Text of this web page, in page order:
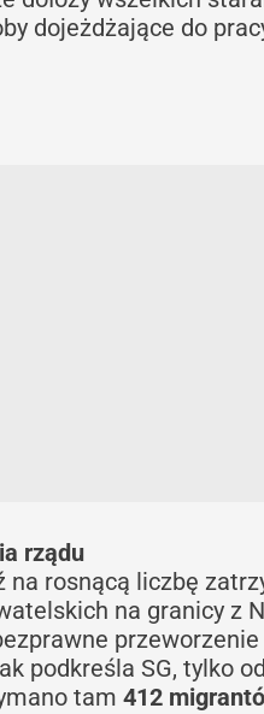
dojeżdżające do
rządu
rosnącą liczbę
na granicy z
podkreśla SG, tylko
tam 412